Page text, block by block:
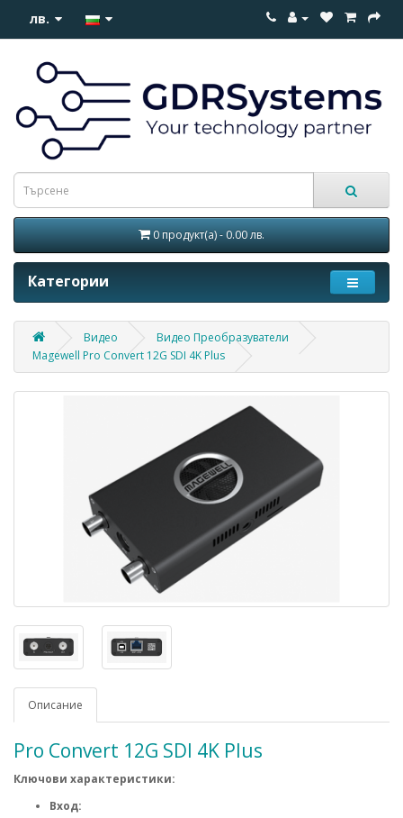
лв.
0 продукт(а) - 0.00 лв.
Категории
Видео
Видео Преобразуватели
Magewell Pro Convert 12G SDI 4K Plus
Описание
Pro Convert 12G SDI 4K Plus
Ключови характеристики:
Вход: